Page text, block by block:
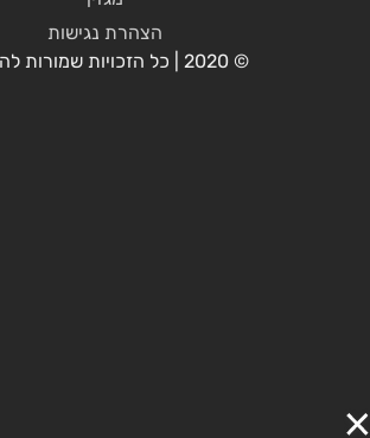
הצהרת נגישות
© 2020 | כל הזכויות שמורות להמרה.